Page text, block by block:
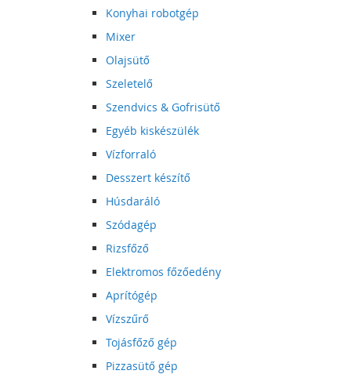
Konyhai robotgép
Mixer
Olajsütő
Szeletelő
Szendvics & Gofrisütő
Egyéb kiskészülék
Vízforraló
Desszert készítő
Húsdaráló
Szódagép
Rizsfőző
Elektromos főzőedény
Aprítógép
Vízszűrő
Tojásfőző gép
Pizzasütő gép